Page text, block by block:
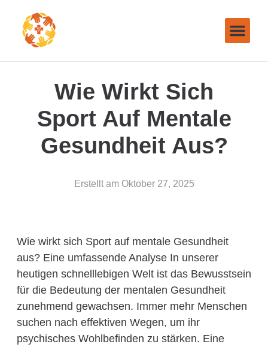
Wie Wirkt Sich
Sport Auf Mentale
Gesundheit Aus?
Erstellt am Oktober 27, 2025
Wie wirkt sich Sport auf mentale Gesundheit
aus? Eine umfassende Analyse In unserer
heutigen schnelllebigen Welt ist das Bewusstsein
für die Bedeutung der mentalen Gesundheit
zunehmend gewachsen. Immer mehr Menschen
suchen nach effektiven Wegen, um ihr
psychisches Wohlbefinden zu stärken. Eine